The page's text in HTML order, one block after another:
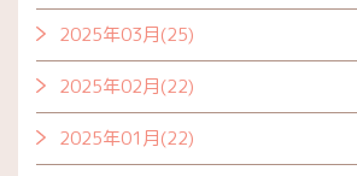
2025年03月(25)
2025年02月(22)
2025年01月(22)